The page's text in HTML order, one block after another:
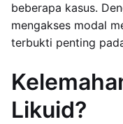
beberapa kasus.
mengakses modal
terbukti penting
Likuid?